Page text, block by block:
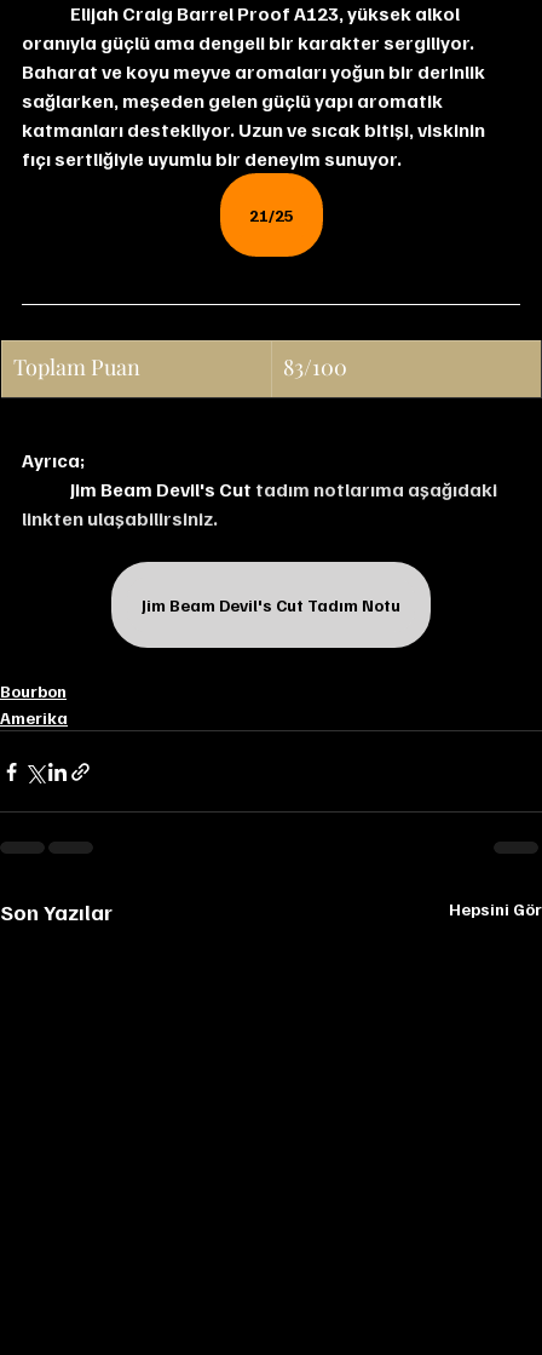
Elijah Craig Barrel Proof A123, yüksek alkol
oranıyla güçlü ama dengeli bir karakter sergiliyor.
Baharat ve koyu meyve aromaları yoğun bir derinlik
sağlarken, meşeden gelen güçlü yapı aromatik
katmanları destekliyor. Uzun ve sıcak bitişi, viskinin
fıçı sertliğiyle uyumlu bir deneyim sunuyor.
21/25
Toplam Puan 83/100
Ayrıca;
Jim Beam Devil's Cut tadım notlarıma aşağıdaki
linkten ulaşabilirsiniz.
Jim Beam Devil's Cut Tadım Notu
Bourbon
Amerika
Son Yazılar Hepsini Gör